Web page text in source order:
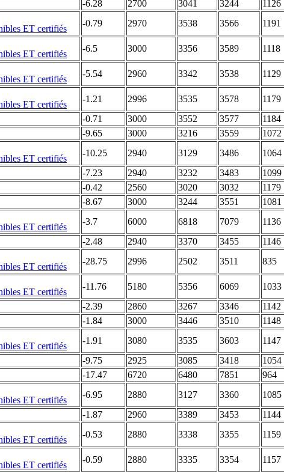
-6.28 2700 3041 3244 1126
-0.79 2970 3538 3566 1191
-6.5 3000 3356 3589 1118
-5.54 2960 3342 3538 1129
-1.21 2996 3535 3578 1179
-0.71 3000 3552 3577 1184
-9.65 3000 3216 3559 1072
-10.25 2940 3129 3486 1064
-7.23 2940 3232 3483 1099
-0.42 2560 3020 3032 1179
-8.67 3000 3244 3551 1081
-3.7 6000 6818 7079 1136
-2.48 2940 3370 3455 1146
-28.75 2996 2502 3511 835
-11.76 5180 5356 6069 1033
-2.39 2860 3267 3346 1142
-1.84 3000 3446 3510 1148
-1.91 3080 3535 3603 1147
-9.75 2925 3085 3418 1054
-17.47 6720 6480 7851 964
-6.95 2880 3127 3360 1085
-1.87 2960 3389 3453 1144
-0.53 2880 3338 3355 1159
-0.59 2880 3335 3354 1157